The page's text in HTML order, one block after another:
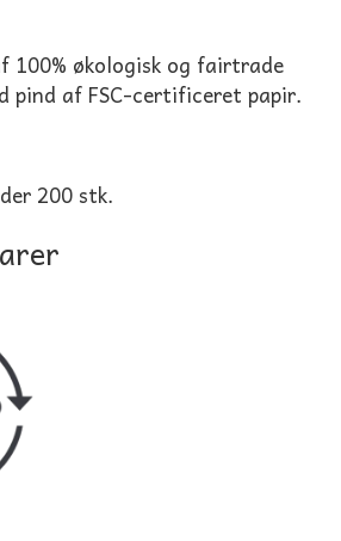
100% økologisk og fairtrade
pind af FSC-certificeret papir.
200 stk.